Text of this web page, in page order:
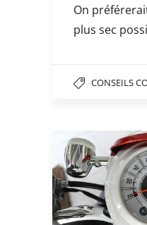
On
plus sec
CONSEILS